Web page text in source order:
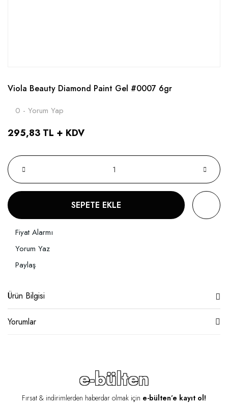
Viola Beauty Diamond Paint Gel #0007 6gr
0 - Yorum Yap
295,83 TL + KDV
SEPETE EKLE
Fiyat Alarmı
Yorum Yaz
Paylaş
Ürün Bilgisi
Yorumlar
e-bülten
Fırsat & indirimlerden haberdar olmak için e-bülten’e kayıt ol!